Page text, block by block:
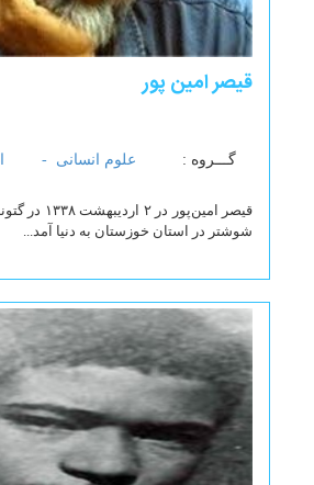
قیصر امین پور
گـــروه : علوم انسانی -
قیصر امین‌پور
شوشتر در استان خوزستان به دنیا آمد...